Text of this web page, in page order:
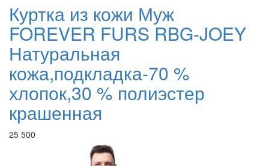
Куртка из кожи Муж
FOREVER FURS RBG-JOEY
Натуральная
кожа,подкладка-70 %
хлопок,30 % полиэстер
крашенная
25 500